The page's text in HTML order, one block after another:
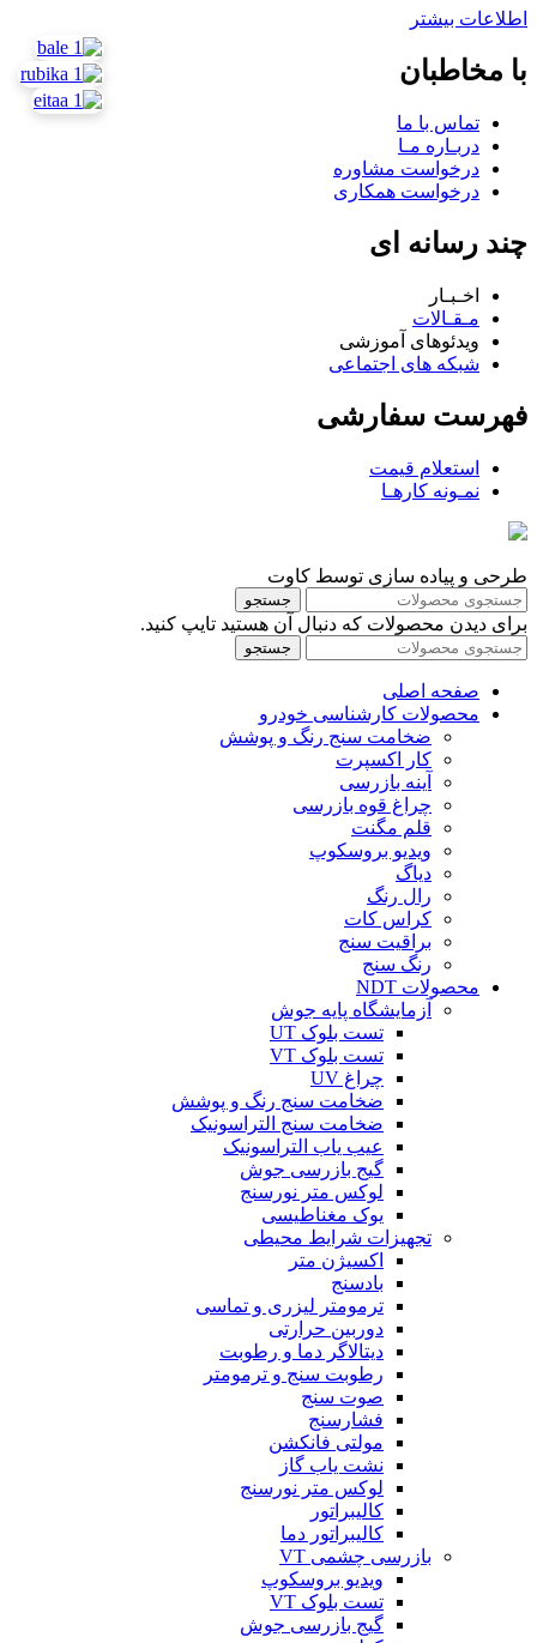
اطلاعات بیشتر
با مخاطبان
تماس با ما
دربـاره مـا
درخواست مشاوره
درخواست همکاری
چند رسانه ای
اخـبـار
مـقـالات
ویدئوهای آموزشی
شبکه های اجتماعی
فهرست سفارشی
استعلام قیمت
نمـونه کارهـا
طرحی و پیاده سازی توسط کاوت
جستجو
برای دیدن محصولات که دنبال آن هستید تایپ کنید.
جستجو
صفحه اصلی
محصولات کارشناسی خودرو
ضخامت سنج رنگ و پوشش
کار اکسپرت
آینه بازرسی
چراغ قوه بازرسی
قلم مگنت
ویدیو بروسکوپ
دیاگ
رال رنگ
کراس کات
براقیت سنج
رنگ سنج
محصولات NDT
آزمایشگاه پایه جوش
تست بلوک UT
تست بلوک VT
چراغ UV
ضخامت سنج رنگ و پوشش
ضخامت سنج التراسونیک
عیب یاب التراسونیک
گیج بازرسی جوش
لوکس متر نورسنج
یوک مغناطیسی
تجهیزات شرایط محیطی
اکسیژن متر
بادسنج
ترمومتر لیزری و تماسی
دوربین حرارتی
دیتالاگر دما و رطوبت
رطوبت سنج و ترمومتر
صوت سنج
فشارسنج
مولتی فانکشن
نشت یاب گاز
لوکس متر نورسنج
کالیبراتور
کالیبراتور دما
بازرسی چشمی VT
ویدیو بروسکوپ
تست بلوک VT
گیج بازرسی جوش